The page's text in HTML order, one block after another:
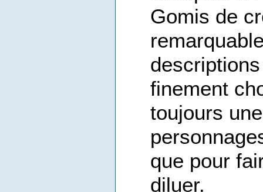
Gomis de
finement
toujours
que pour
diluer.